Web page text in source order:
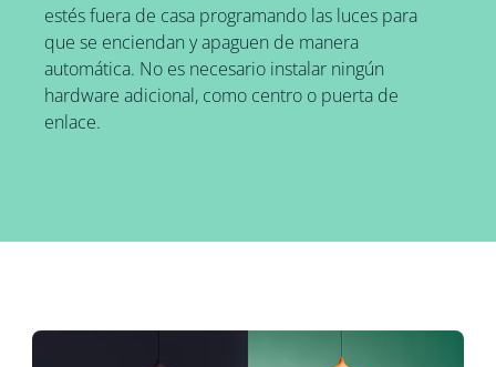
estés fuera de casa programando las luces para
que se enciendan y apaguen de manera
automática. No es necesario instalar ningún
hardware adicional, como centro o puerta de
enlace.